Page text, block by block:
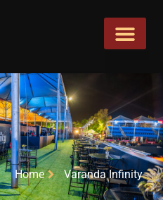
Home Varanda Infinity